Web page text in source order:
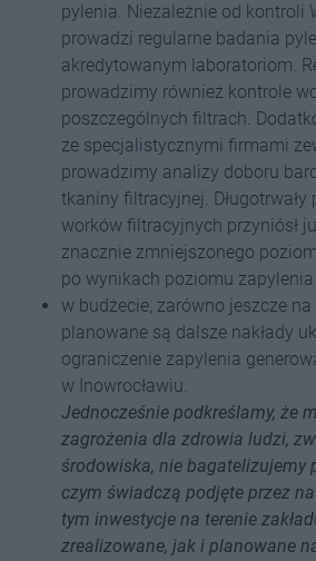
pylenia. Niezależnie od kontroli
prowadzi regularne badania
akredytowanym laboratoriom.
prowadzimy również kontrole
poszczególnych filtrach.
ze specjalistycznymi firmami
prowadzimy analizy doboru
tkaniny filtracyjnej. Długotrwały
worków filtracyjnych przyniósł
znacznie zmniejszonego
po wynikach poziomu
w budżecie, zarówno jeszcze
planowane są dalsze nakłady
ograniczenie zapylenia
w Inowrocławiu.
Jednocześnie podkreślamy, że
zagrożenia dla zdrowia ludzi,
środowiska, nie bagatelizujemy
czym świadczą podjęte przez
tym inwestycje na terenie
zrealizowane, jak i planowane